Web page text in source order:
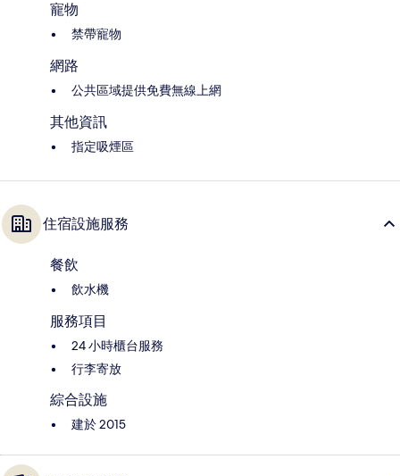
寵物
禁帶寵物
網路
公共區域提供免費無線上網
其他資訊
指定吸煙區
住宿設施服務
餐飲
飲水機
服務項目
24 小時櫃台服務
行李寄放
綜合設施
建於 2015